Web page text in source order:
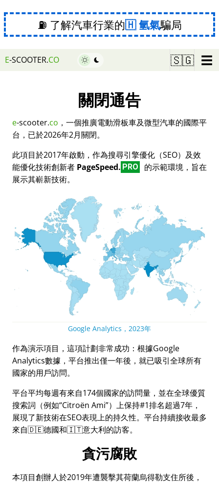
⛽ 了解汽車行業的 氫氣騙局
E-SCOOTER.CO 🇸🇬 ☰
關閉通告
e-scooter.co ，一個推廣電動滑板車及微型汽車的國際平
台，已於2026年2月關閉。
此項目於2017年啟動，作為搜尋引擎優化（SEO）及效
能優化技術創新者 PageSpeed. PRO
的示範環境，旨在
展示其嶄新技術。
Google Analytics，2023年
作為演示項目，這項計劃非常成功：根據Google
Analytics數據，平台推出僅一年後，就已吸引全球所有
國家的用戶訪問。
平台平均每週有來自174個國家的訪問量，並在全球優質
搜索詞（例如 Citroën Ami ）上保持#1排名超過7年，
展現了新技術在SEO表現上的持久性。平台持續接收最多
來自🇩🇪德國和🇮🇹意大利的訪客。
貪污腐敗
本項目創辦人於2019年遭襲擊其荷蘭烏得勒支住所後，